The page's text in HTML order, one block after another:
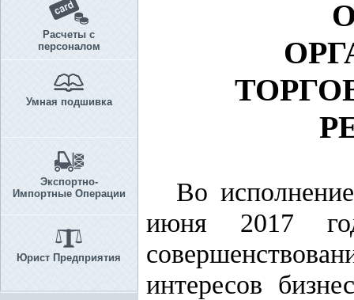
Расчеты с
персоналом
Умная подшивка
Экспортно-
Импортные Операции
Юрист Предприятия
Во
июня 2017
интересов